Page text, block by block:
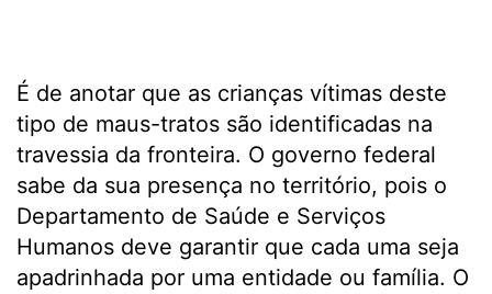
É de anotar que as crianças vítimas deste
tipo de maus-tratos são identificadas na
travessia da fronteira. O governo federal
sabe da sua presença no território, pois o
Departamento de Saúde e Serviços
Humanos deve garantir que cada uma seja
apadrinhada por uma entidade ou família. O